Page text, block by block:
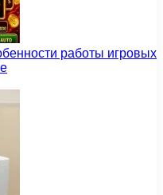
работы игровых